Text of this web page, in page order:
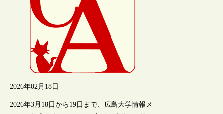
2026年02月18日
2026年3月18日から19日まで、広島大学情報メ